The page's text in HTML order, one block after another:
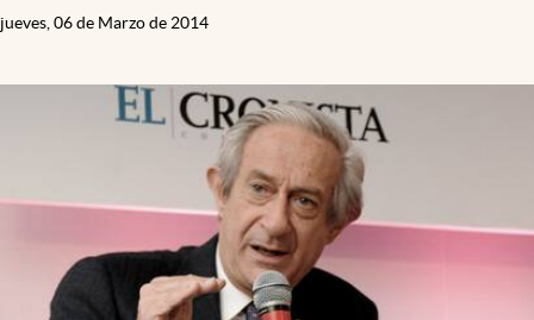
jueves, 06 de Marzo de 2014